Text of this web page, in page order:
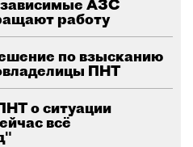
АЗС
работу
по взысканию
ПНТ
о ситуации
всё